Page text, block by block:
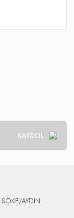
KAYDOL
AYDIN